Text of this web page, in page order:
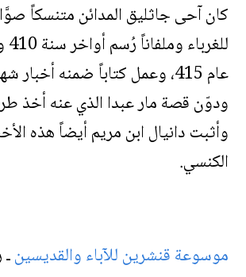
كان آحى جاثليق المدائن متنسكاً
عام 415، وعمل كتاباً ضمنه
ودوّن قصة مار عبدا الذي عنه أخذ
وأثبت دانيال ابن مريم أيضاً هذه
الكنسي.
موسوعة قنشرين للآباء والقديسين